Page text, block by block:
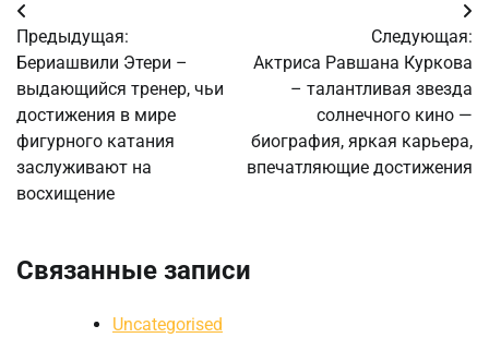
Навигация
по
записям
Предыдущая:
Бериашвили Этери –
выдающийся тренер, чьи
достижения в мире
фигурного катания
заслуживают на
восхищение
Следующая:
Актриса Равшана Куркова
– талантливая звезда
солнечного кино —
биография, яркая карьера,
впечатляющие достижения
Связанные записи
Uncategorised